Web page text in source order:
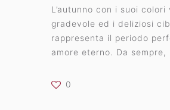
L’autunno con i suoi
gradevole ed i deliziosi
rappresenta il periodo
amore eterno. Da sempre,
0